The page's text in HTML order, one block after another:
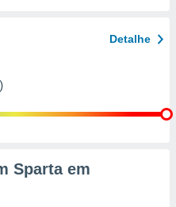
Detalhe
Sparta em